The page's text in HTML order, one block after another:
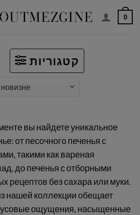
0
קטגוריות
вы найдете уникальное
от песочного печенья с
такими как вареная
до печенья с отборными
рецептов без сахара или муки.
нашей коллекции обещает
ощущения, насыщенные